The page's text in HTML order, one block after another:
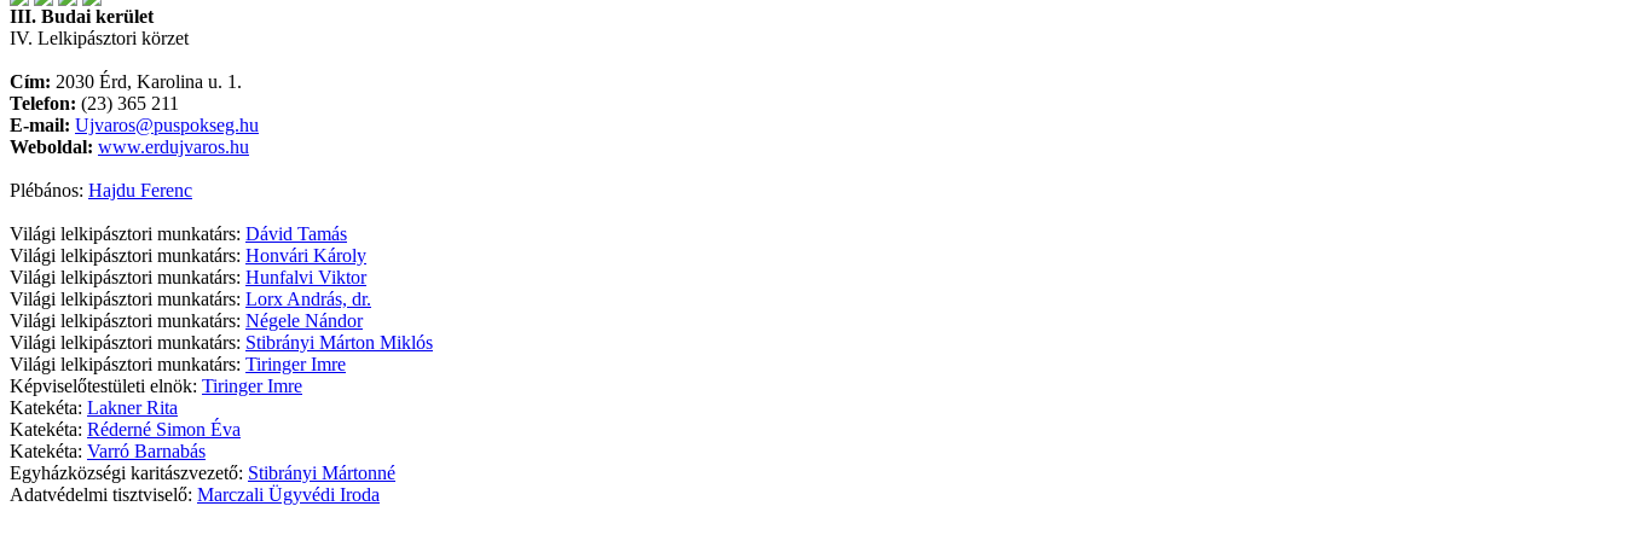
III. Budai kerület
IV. Lelkipásztori körzet
Cím: 2030 Érd, Karolina u. 1.
Telefon: (23) 365 211
E-mail: Ujvaros@puspokseg.hu
Weboldal: www.erdujvaros.hu
Plébános: Hajdu Ferenc
Világi lelkipásztori munkatárs: Dávid Tamás
Világi lelkipásztori munkatárs: Honvári Károly
Világi lelkipásztori munkatárs: Hunfalvi Viktor
Világi lelkipásztori munkatárs: Lorx András, dr.
Világi lelkipásztori munkatárs: Négele Nándor
Világi lelkipásztori munkatárs: Stibrányi Márton Miklós
Világi lelkipásztori munkatárs: Tiringer Imre
Képviselőtestületi elnök: Tiringer Imre
Katekéta: Lakner Rita
Katekéta: Réderné Simon Éva
Katekéta: Varró Barnabás
Egyházközségi karitászvezető: Stibrányi Mártonné
Adatvédelmi tisztviselő: Marczali Ügyvédi Iroda